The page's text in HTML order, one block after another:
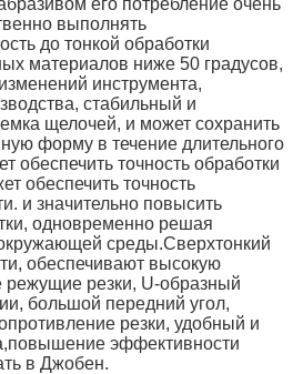
выполнять
до тонкой обработки
материалов ниже 50 градусов,
инструмента,
стабильный и
щелочей, и может сохранить
форму в течение длительного
обеспечить точность обработки
обеспечить точность
и значительно повысить
одновременно решая
среды.Сверхтонкий
обеспечивают высокую
режущие резки, U-образный
большой передний угол,
резки, удобный и
эффективности
в Джобен.